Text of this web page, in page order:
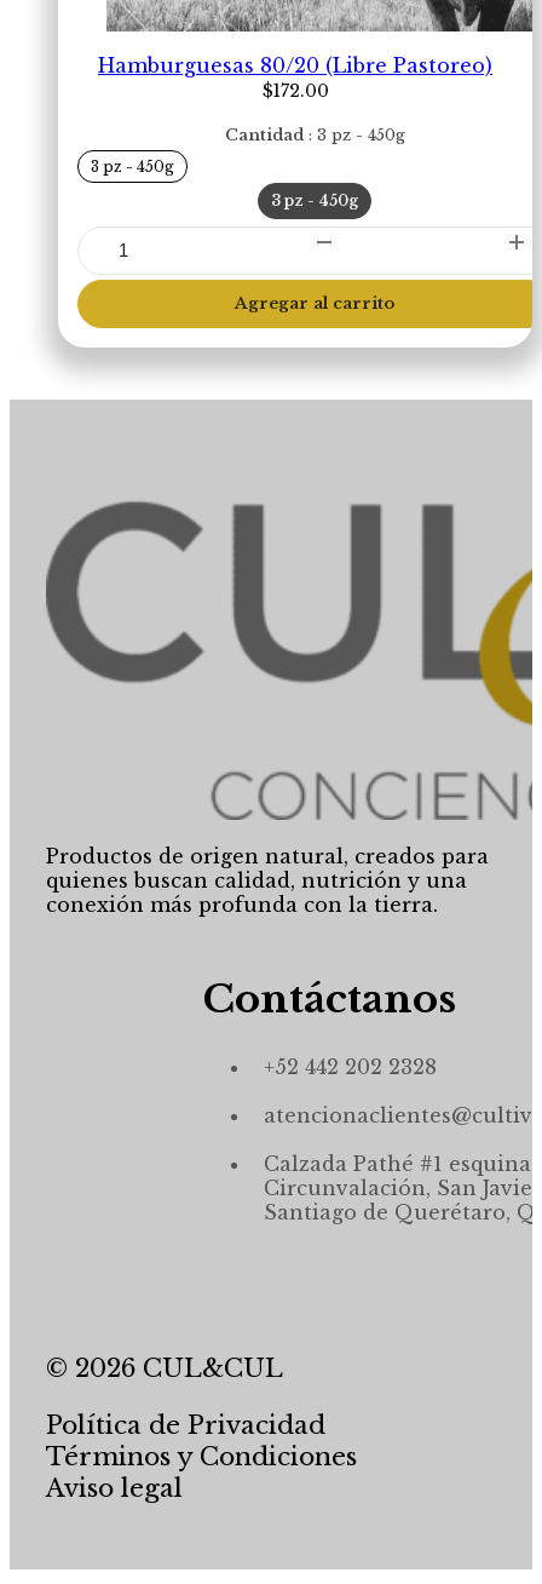
Hamburguesas 80/20 (Libre Pastoreo)
$172.00
Cantidad 3 pz - 450g
3 pz - 450g
3 pz - 450g
Hamburguesas
80/20
(Libre
Pastoreo)
cantidad
Agregar al carrito
Productos de origen natural, creados para
quienes buscan calidad, nutrición y una
conexión más profunda con la tierra.
Contáctanos
+52 442 202 2328
Calzada Pathé #1 esquina,
Circunvalación, San
Santiago de Querétaro,
© 2026 CUL&CUL
Política de Privacidad
Términos y Condiciones
Aviso legal